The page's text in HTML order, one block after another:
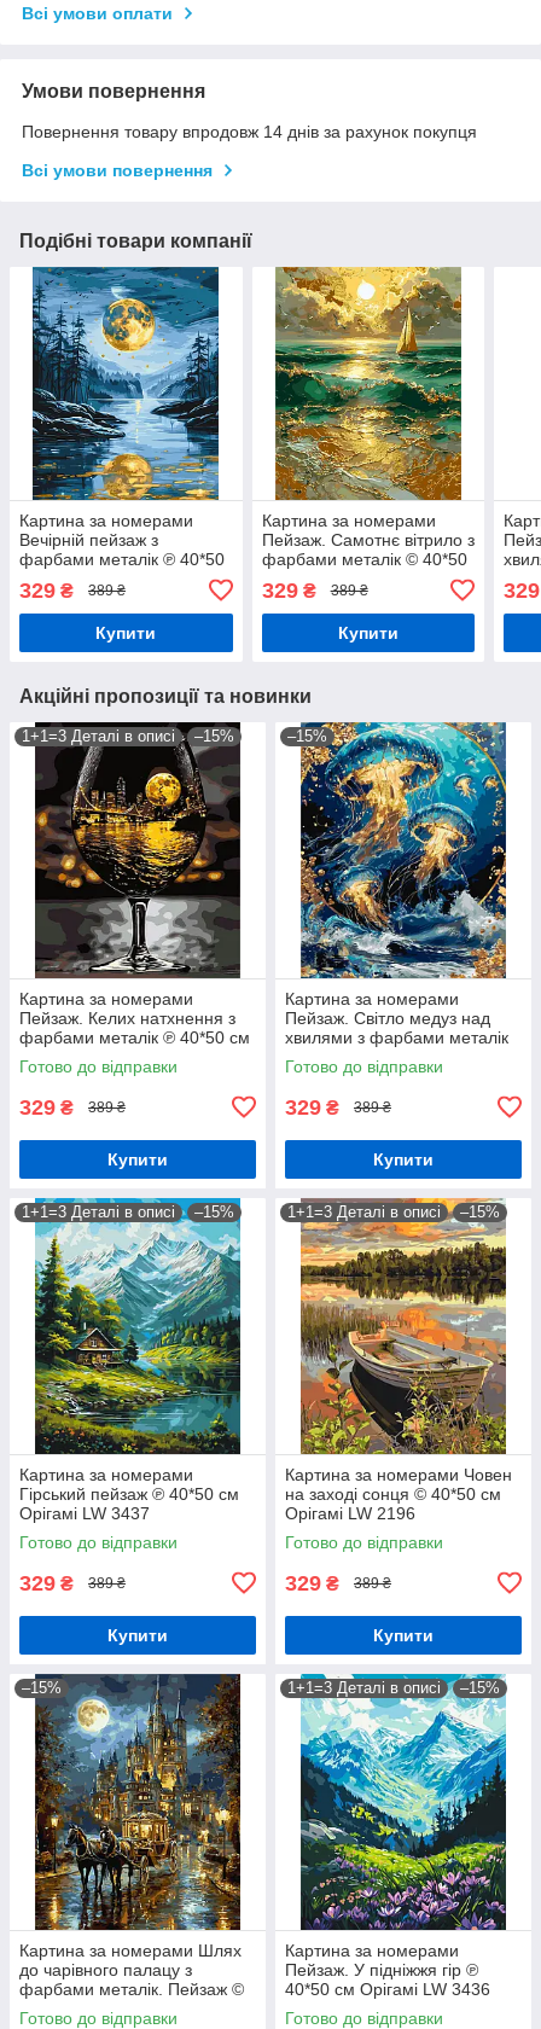
Всі умови оплати
Умови повернення
Повернення товару впродовж 14 днів за рахунок покупця
Всі умови повернення
Подібні товари компанії
Картина за номерами
Вечірній пейзаж з
фарбами металік ℗ 40*50
329 ₴ 389 ₴
Купити
Картина за номерами
Пейзаж. Самотнє вітрило з
фарбами металік © 40*50
см Орігамі LW 30610-01
329₴ 389 ₴
Купити
329
Акційні пропозиції та новинки
1+1=3 Деталі в описі –15%
Картина за номерами
Пейзаж. Келих натхнення з
фарбами металік ℗ 40*50 см
Орігамі LW 3500
Готово до відправки
329 ₴ 389 ₴
Купити
–15%
Картина за номерами
Пейзаж. Світло медуз над
хвилями з фарбами металік
© 40*50 см Орігамі LW 2173-
01
Готово до відправки
329 ₴ 389 ₴
Купити
1+1=3 Деталі в описі –15%
Картина за номерами
Гірський пейзаж ℗ 40*50 см
Орігамі LW 3437
Готово до відправки
329 ₴ 389 ₴
Купити
1+1=3 Деталі в описі –15%
Картина за номерами Човен
на заході сонця © 40*50 см
Орігамі LW 2196
Готово до відправки
329 ₴ 389 ₴
Купити
–15%
Картина за номерами Шлях
до чарівного палацу з
фарбами металік. Пейзаж ©
40*50 см Орігамі LW 3026-01
Готово до відправки
1+1=3 Деталі в описі –15%
Картина за номерами
Пейзаж. У підніжжя гір ℗
40*50 см Орігамі LW 3436
Готово до відправки